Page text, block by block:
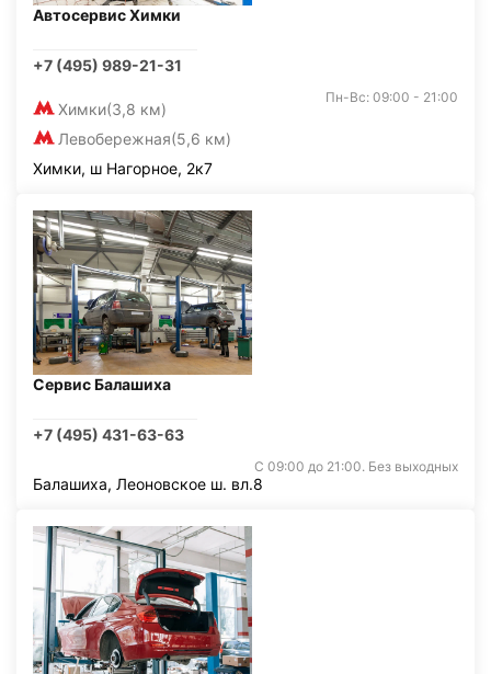
Автосервис Химки
+7 (495) 989-21-31
Химки(3,8 км)
Левобережная(5,6 км)
Пн-Вс: 09:00 - 21:00
Химки, ш Нагорное, 2к7
Сервис Балашиха
+7 (495) 431-63-63
С 09:00 до 21:00. Без выходных
Балашиха, Леоновское ш. вл.8